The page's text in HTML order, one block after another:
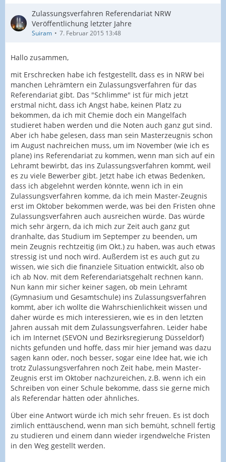
Zulassungsverfahren Referendariat NRW
Veröffentlichung letzter Jahre
Suiram 7. Februar 2015 13:48
Hallo zusammen,
mit Erschrecken habe ich festgestellt, dass es in NRW bei
manchen Lehrämtern ein Zulassungsverfahren für das
Referendariat gibt. Das "Schlimme" ist für mich jetzt
erstmal nicht, dass ich Angst habe, keinen Platz zu
bekommen, da ich mit Chemie doch ein Mangelfach
studieret haben werden und die Noten auch ganz gut sind.
Aber ich habe gelesen, dass man sein Masterzeugnis schon
im August nachreichen muss, um im November (wie ich es
plane) ins Referendariat zu kommen, wenn man sich auf ein
Lehramt bewirbt, das ins Zulassungsverfahren kommt, weil
es zu viele Bewerber gibt. Jetzt habe ich etwas Bedenken,
dass ich abgelehnt werden könnte, wenn ich in ein
Zulassungsverfahren komme, da ich mein Master-Zeugnis
erst im Oktober bekommen werde, was bei den Fristen ohne
Zulassungsverfahren auch ausreichen würde. Das würde
mich sehr ärgern, da ich mich zur Zeit auch ganz gut
dranhalte, das Studium im Septemper zu beenden, um
mein Zeugnis rechtzeitig (im Okt.) zu haben, was auch etwas
stressig ist und noch wird. Außerdem ist es auch gut zu
wissen, wie sich die finanziele Situation entwicklt, also ob
ich ab Nov. mit dem Referendariatsgehalt rechnen kann.
Nun kann mir sicher keiner sagen, ob mein Lehramt
(Gymnasium und Gesamtschule) ins Zulassungsverfahren
kommt, aber ich wollte die Wahrschienlichkeit wissen und
daher würde es mich interessieren, wie es in den letzten
Jahren aussah mit dem Zulassungsverfahren. Leider habe
ich im Internet (SEVON und Bezirksregierung Düsseldorf)
nichts gefunden und hoffe, dass mir hier jemand was dazu
sagen kann oder, noch besser, sogar eine Idee hat, wie ich
trotz Zulassungsverfahren noch Zeit habe, mein Master-
Zeugnis erst im Oktober nachzureichen, z.B. wenn ich ein
Schreiben von einer Schule bekomme, dass sie gerne mich
als Referendar hätten oder ähnliches.
Über eine Antwort würde ich mich sehr freuen. Es ist doch
zimlich enttäuschend, wenn man sich bemüht, schnell fertig
zu studieren und einem dann wieder irgendwelche Fristen
in den Weg gestellt werden.